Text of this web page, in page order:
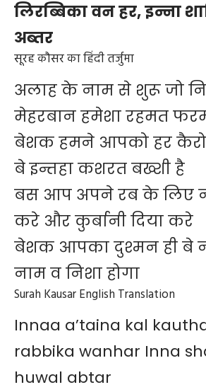
लिरब्बिका वन हर, इन्ना
अब्तर
सूरह कौसर का हिंदी तर्जुमा
अलाह के नाम से शुरू जो
मेहरबान हमेशा रहमत
बेशक हमने आपको हर
बे इन्तहा कशरत बख्शी है
बस आप अपने रब के लिए
करे और कुर्बानी दिया करे
बेशक आपका दुश्मन ही बे
नाम व निशा होगा
Surah Kausar English Translation
Innaa a’taina kal
rabbika wanhar Inna
huwal abtar